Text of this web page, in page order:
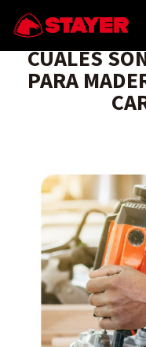
CUÁLES
PARA